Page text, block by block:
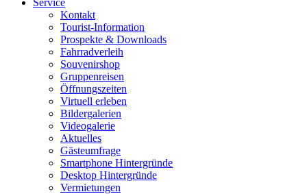
Service
Kontakt
Tourist-Information
Prospekte & Downloads
Fahrradverleih
Souvenirshop
Gruppenreisen
Öffnungszeiten
Virtuell erleben
Bildergalerien
Videogalerie
Aktuelles
Gästeumfrage
Smartphone Hintergründe
Desktop Hintergründe
Vermietungen